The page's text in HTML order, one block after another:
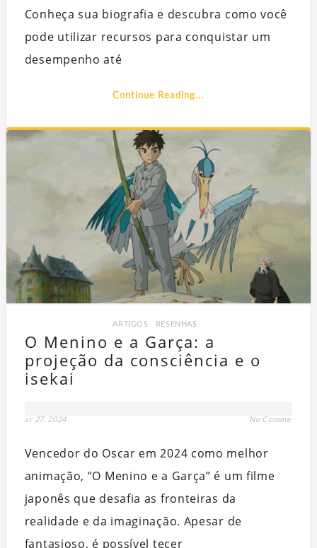
Conheça sua biografia e descubra como você
pode utilizar recursos para conquistar um
desempenho até
Continue Reading...
ARTIGOS RESENHAS
O Menino e a Garça: a
projeção da consciência e o
isekai
mar 27, 2024 No Comment
Vencedor do Oscar em 2024 como melhor
animação, “O Menino e a Garça” é um filme
japonês que desafia as fronteiras da
realidade e da imaginação. Apesar de
fantasioso, é possível tecer